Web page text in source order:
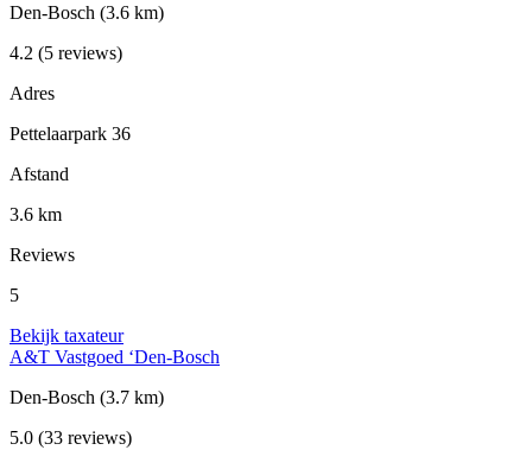
Den-Bosch (3.6 km)
4.2 (5 reviews)
Adres
Pettelaarpark 36
Afstand
3.6 km
Reviews
5
Bekijk taxateur
A&T Vastgoed ‘Den-Bosch
Den-Bosch (3.7 km)
5.0 (33 reviews)